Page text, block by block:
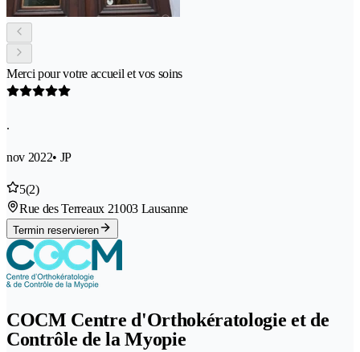
Merci pour votre accueil et vos soins
.
nov 2022• JP
5(2)
Rue des Terreaux 21003 Lausanne
Termin reservieren
COCM Centre d'Orthokératologie et de
Contrôle de la Myopie